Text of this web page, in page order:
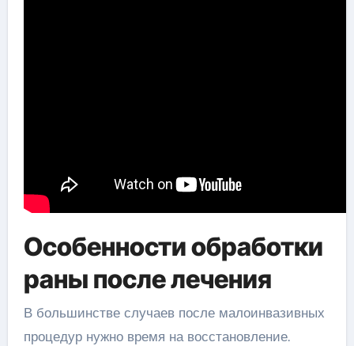
Особенности обработки
раны после лечения
В большинстве случаев после малоинвазивных
процедур нужно время на восстановление.